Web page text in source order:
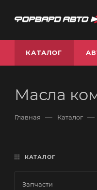
КАТАЛОГ
Масла
Главная — Каталог —
КАТАЛОГ
Запчасти